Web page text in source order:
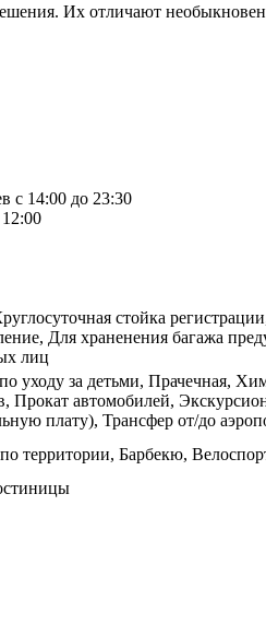
Их отличают
с 14:00 до 23:30
стойка
Для храненения багажа
лиц
уходу за детьми, Прачечная,
Прокат автомобилей,
плату), Трансфер от/до
территории, Барбекю,